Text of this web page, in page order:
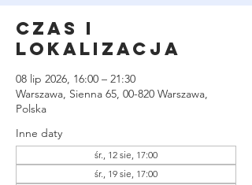
Czas i
lokalizacja
08 lip 2026, 16:00 – 21:30
Warszawa, Sienna 65, 00-820 Warszawa,
Polska
Inne daty
śr., 12 sie, 17:00
śr., 19 sie, 17:00